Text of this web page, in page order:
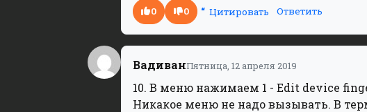
0 0 Цитировать Ответить
ВадиванПятница, 12 апреля 2019
10. В меню нажимаем 1 - Edit device
Никакое меню не надо вызывать. В